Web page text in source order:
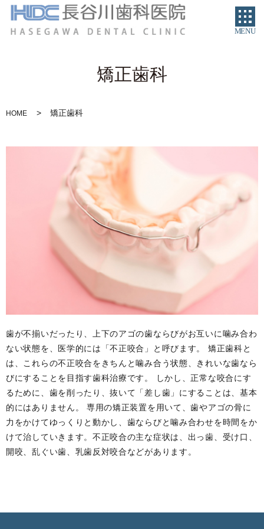
MENU
矯正歯科
HOME 矯正歯科
歯が不揃いだったり、上下のアゴの歯ならびがお互いに噛み合わ
ない状態を、医学的には「不正咬合」と呼びます。 矯正歯科と
は、これらの不正咬合をきちんと噛み合う状態、きれいな歯なら
びにすることを目指す歯科治療です。 しかし、正常な咬合にす
るために、歯を削ったり、抜いて「差し歯」にすることは、基本
的にはありません。 専用の矯正装置を用いて、歯やアゴの骨に
力をかけてゆっくりと動かし、歯ならびと噛み合わせを時間をか
けて治していきます。不正咬合の主な症状は、出っ歯、受け口、
開咬、乱ぐい歯、乳歯反対咬合などがあります。